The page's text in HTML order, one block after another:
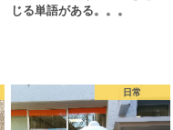
じる単語がある。。。
日常